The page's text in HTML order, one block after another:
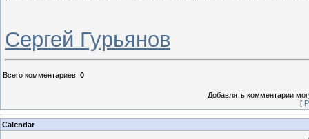
Сергей Гурьянов
Всего комментариев: 0
Добавлять комментарии
[
Calendar